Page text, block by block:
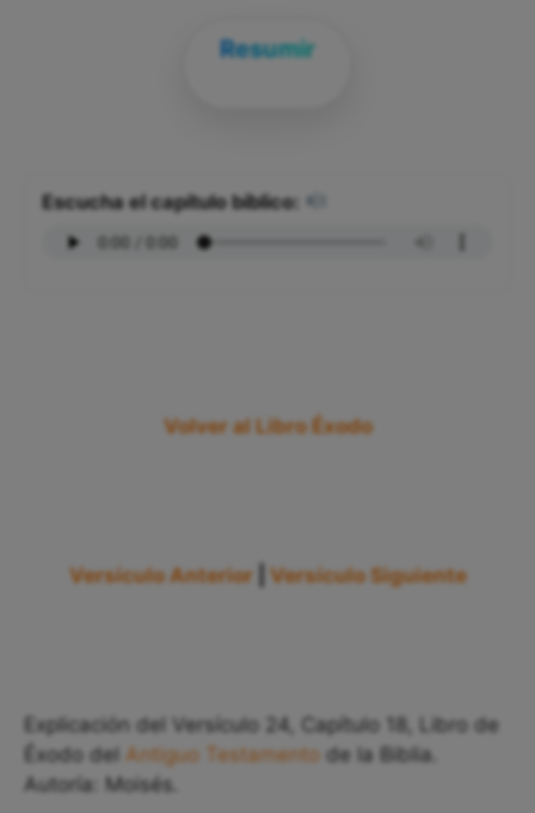
Resumir
Escucha el capítulo bíblico:
Volver al Libro Éxodo
Versículo Anterior Versículo Siguiente
Explicación del Versículo 24, Capítulo 18, Libro de
Éxodo del Antiguo Testamento de la Biblia.
Autoría: Moisés.